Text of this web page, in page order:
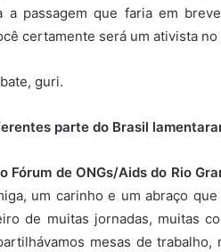
a passagem que faria em
certamente será um ativista
guri.
parte do Brasil
Fórum de ONGs/Aids do Rio
um carinho e um abraço
de muitas jornadas, muitas
mesas de